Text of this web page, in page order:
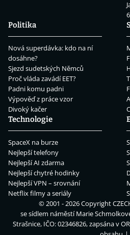
Politika
Nová superdávka: kdo na ní
dosáhne?
Sjezd sudetských Němců
Proč vláda zavádí EET?
Padni komu padni
Výpověď z práce vzor
Divoký kačer
Technologie
SpaceX na burze
Nejlepší telefony
Nejlepší AI zdarma
Nejlepší chytré hodinky
Nejlepší VPN – srovnání
Netflix filmy a seriály
© 2001 - 2026 Copyright
se sídlem náměstí Marie
Strašnice, IČO: 02346826, zapsána v